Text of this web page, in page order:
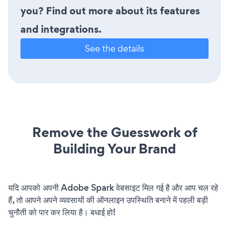
you? Find out more about its features
and integrations.
See the details
Remove the Guesswork of
Building Your Brand
यदि आपको अपनी Adobe Spark वेबसाइट मिल गई है और आप चल रहे
हैं, तो आपने अपने व्यवसायों की ऑनलाइन उपस्थिति बनाने में पहली बड़ी
चुनौती को पार कर लिया है। बधाई हो!